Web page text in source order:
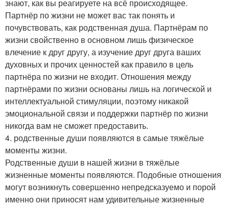
знают, как вы реагируете на всё происходящее.
Партнёр по жизни не может вас так понять и
почувствовать, как родственная душа. Партнёрам по
жизни свойственно в основном лишь физическое
влечение к друг другу, а изучение друг друга ваших
духовных и прочих ценностей как правило в цель
партнёра по жизни не входит. Отношения между
партнёрами по жизни основаны лишь на логической и
интеллектуальной стимуляции, поэтому никакой
эмоциональной связи и поддержки партнёр по жизни
никогда вам не сможет предоставить.
4. родственные души появляются в самые тяжёлые
моменты жизни.
Родственные души в нашей жизни в тяжёлые
жизненные моменты появляются. Подобные отношения
могут возникнуть совершенно непредсказуемо и порой
именно они приносят нам удивительные жизненные